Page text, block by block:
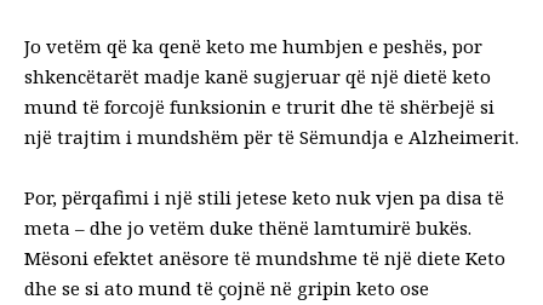
Jo vetëm që ka qenë keto me humbjen e peshës, por
shkencëtarët madje kanë sugjeruar që një dietë keto
mund të forcojë funksionin e trurit dhe të shërbejë si
një trajtim i mundshëm për të Sëmundja e Alzheimerit.
Por, përqafimi i një stili jetese keto nuk vjen pa disa të
meta – dhe jo vetëm duke thënë lamtumirë bukës.
Mësoni efektet anësore të mundshme të një diete Keto
dhe se si ato mund të çojnë në gripin keto ose